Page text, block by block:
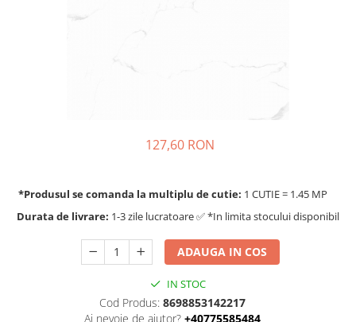
127,60 RON
*Produsul se comanda la multiplu de cutie: 1 CUTIE = 1.45 MP
Durata de livrare: 1-3 zile lucratoare ✅ *In limita stocului disponibil
ADAUGA IN COS
IN STOC
Cod Produs: 8698853142217
Ai nevoie de ajutor? +40775585484